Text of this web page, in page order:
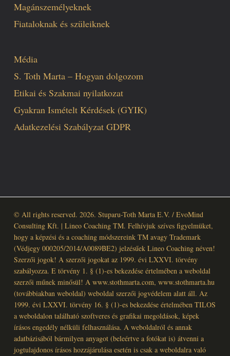
Magánszemélyeknek
Fiataloknak és szüleiknek
Média
S. Toth Marta – Hogyan dolgozom
Etikai és Szakmai nyilatkozat
Gyakran Ismételt Kérdések (GYIK)
Adatkezelési Szabályzat GDPR
© All rights reserved. 2026. Stuparu-Toth Marta E.V. / EvoMind
Consulting Kft. | Lineo Coaching TM. Felhívjuk szíves figyelmüket,
hogy a képzési és a coaching módszereink TM avagy Trademark
(Védjegy 000205/2014/A0089BE2) jelzésűek Lineo Coaching néven!
Szerzői jogok! A szerzői jogokat az 1999. évi LXXVI. törvény
szabályozza. E törvény 1. § (1)-es bekezdése értelmében a weboldal
szerzői műnek minősül! A www.stothmarta.com, www.stothmarta.hu
(továbbiakban weboldal) weboldal szerzői jogvédelem alatt áll. Az
1999. évi LXXVI. törvény 16. § (1)-es bekezdése értelmében TILOS
a weboldalon található szoftveres és grafikai megoldások, képek
írásos engedély nélküli felhasználása. A weboldalról és annak
adatbázisából bármilyen anyagot (beleértve a fotókat is) átvenni a
jogtulajdonos írásos hozzájárulása esetén is csak a weboldalra való